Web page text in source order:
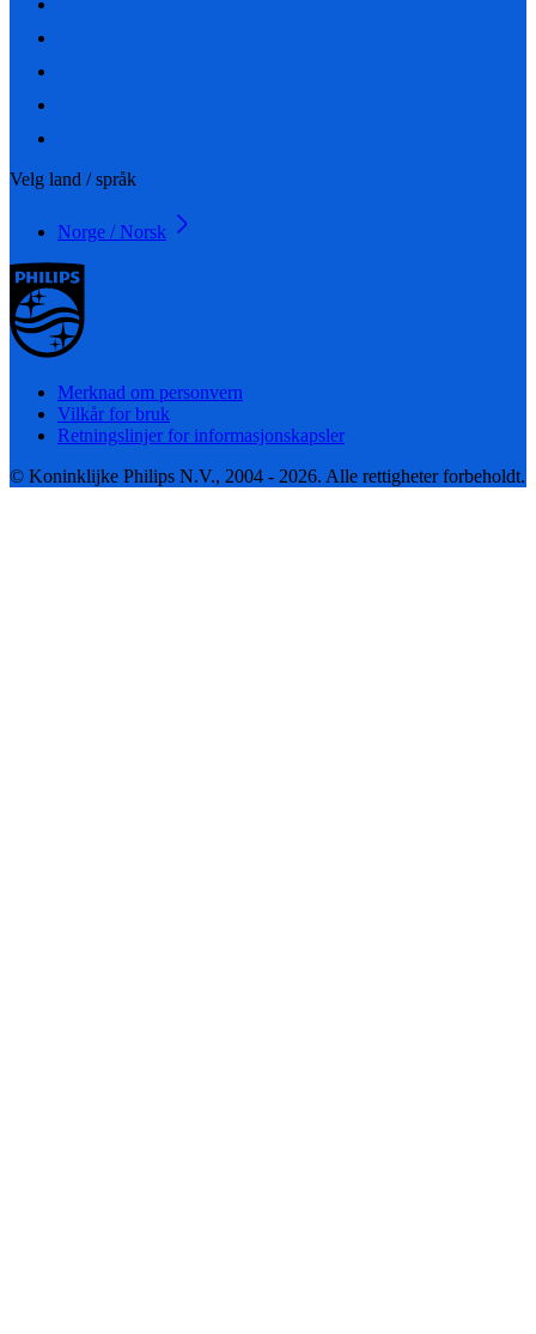
Velg land / språk
Norge / Norsk
Merknad om personvern
Vilkår for bruk
Retningslinjer for informasjonskapsler
© Koninklijke Philips N.V., 2004 - 2026. Alle rettigheter forbeholdt.